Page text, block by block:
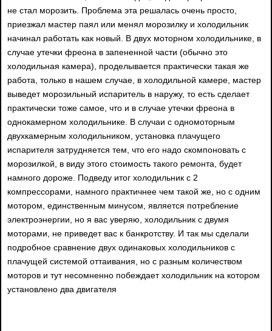
не стал морозить. Проблема эта решалась очень просто,
приезжал мастер паял или менял морозилку и холодильник
начинал работать как новый. В двух моторном холодильнике, в
случае утечки фреона в запененной части (обычно это
холодильная камера), проделывается практически такая же
работа, только в нашем случае, в холодильной камере, мастер
выведет морозильный испаритель в наружу, то есть сделает
практически тоже самое, что и в случае утечки фреона в
однокамерном холодильнике. В случаи с одномоторным
двухкамерным холодильником, установка плачущего
испарителя затрудняется тем, что его надо скомпоновать с
морозилкой, в виду этого стоимость такого ремонта, будет
намного дороже. Подведу итог холодильник с 2
компрессорами, намного практичнее чем такой же, но с одним
мотором, единственным минусом, является потребление
электроэнергии, но я вас уверяю, холодильник с двумя
моторами, не приведет вас к банкротству. И так мы сделали
подробное сравнение двух одинаковых холодильников с
плачущей системой оттаивания, но с разным количеством
моторов и тут несомненно побеждает холодильник на котором
установлено два двигателя